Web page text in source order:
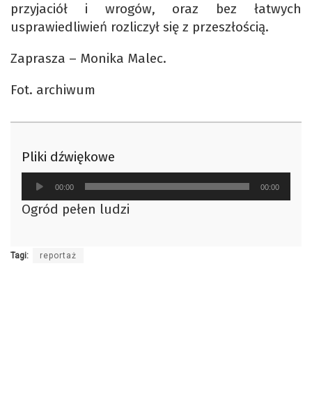
przyjaciół i wrogów, oraz bez łatwych
usprawiedliwień rozliczył się z przeszłością.
Zaprasza – Monika Malec.
Fot. archiwum
Pliki dźwiękowe
Odtwarzacz
plików
dźwiękowych
00:00 00:00
Ogród pełen ludzi
Tagi: reportaż